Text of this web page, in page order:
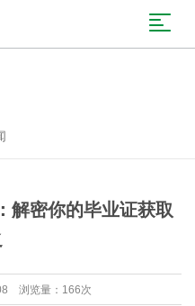
解密你的毕业证获取
浏览量：166次